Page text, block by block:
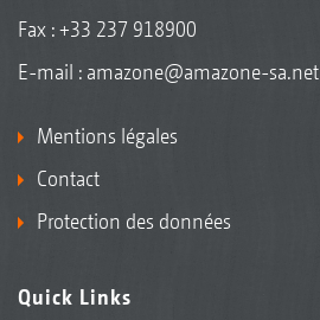
Fax : +33 237 918900
E-mail : amazone@amazone-sa.net
Mentions légales
Contact
Protection des données
Quick Links